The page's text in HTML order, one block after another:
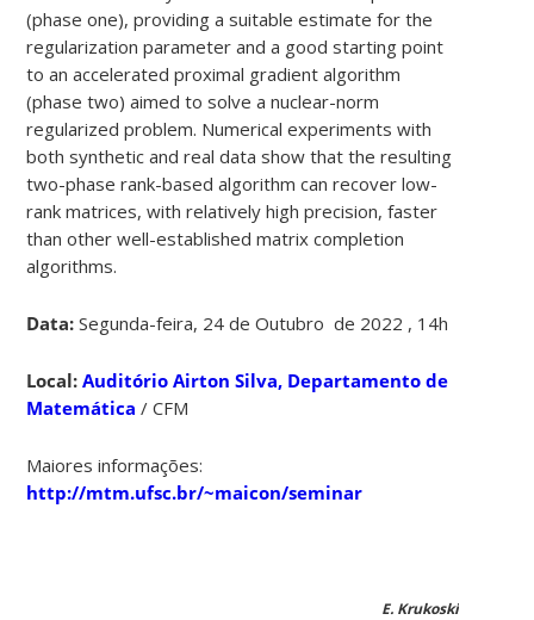
(phase one), providing a suitable estimate for the
regularization parameter and a good starting point
to an accelerated proximal gradient algorithm
(phase two) aimed to solve a nuclear-norm
regularized problem. Numerical experiments with
both synthetic and real data show that the resulting
two-phase rank-based algorithm can recover low-
rank matrices, with relatively high precision, faster
than other well-established matrix completion
algorithms.
Data: Segunda-feira, 24 de Outubro de 2022 , 14h
Local: Auditório Airton Silva, Departamento de
Matemática / CFM
Maiores informações:
http://mtm.ufsc.br/~maicon/seminar
E. Krukoski